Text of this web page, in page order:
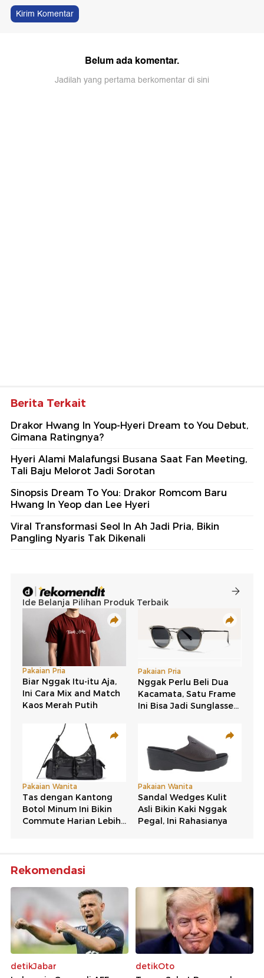
Kirim Komentar
Belum ada komentar.
Jadilah yang pertama berkomentar di sini
Berita Terkait
Drakor Hwang In Youp-Hyeri Dream to You Debut,
Gimana Ratingnya?
Hyeri Alami Malafungsi Busana Saat Fan Meeting,
Tali Baju Melorot Jadi Sorotan
Sinopsis Dream To You: Drakor Romcom Baru
Hwang In Yeop dan Lee Hyeri
Viral Transformasi Seol In Ah Jadi Pria, Bikin
Pangling Nyaris Tak Dikenali
Rekomendasi
detikJabar
detikOto